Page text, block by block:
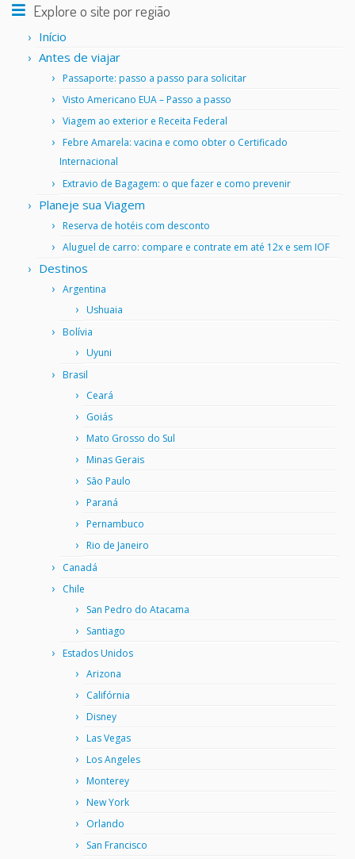
Explore o site por região
Início
Antes de viajar
Passaporte: passo a passo para solicitar
Visto Americano EUA – Passo a passo
Viagem ao exterior e Receita Federal
Febre Amarela: vacina e como obter o Certificado
Internacional
Extravio de Bagagem: o que fazer e como prevenir
Planeje sua Viagem
Reserva de hotéis com desconto
Aluguel de carro: compare e contrate em até 12x e sem IOF
Destinos
Argentina
Ushuaia
Bolívia
Uyuni
Brasil
Ceará
Goiás
Mato Grosso do Sul
Minas Gerais
São Paulo
Paraná
Pernambuco
Rio de Janeiro
Canadá
Chile
San Pedro do Atacama
Santiago
Estados Unidos
Arizona
Califórnia
Disney
Las Vegas
Los Angeles
Monterey
New York
Orlando
San Francisco